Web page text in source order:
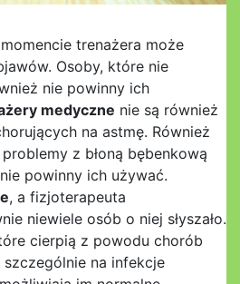
trenażera może
Osoby, które nie
nie powinny ich
medyczne nie są również
na astmę. Również
z błoną bębenkową
powinny ich używać.
, a fizjoterapeuta
niewiele osób o niej słyszało.
cierpią z powodu chorób
szczególnie na infekcje